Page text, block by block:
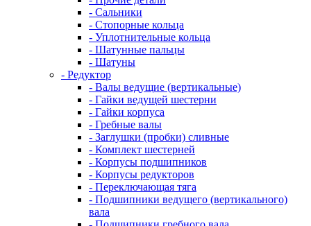
- Сальники
- Стопорные кольца
- Уплотнительные кольца
- Шатунные пальцы
- Шатуны
- Редуктор
- Валы ведущие (вертикальные)
- Гайки ведущей шестерни
- Гайки корпуса
- Гребные валы
- Заглушки (пробки) сливные
- Комплект шестерней
- Корпусы подшипников
- Корпусы редукторов
- Переключающая тяга
- Подшипники ведущего (вертикального)
вала